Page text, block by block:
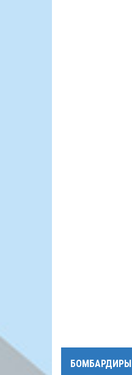
БОМБАРДИРЫ